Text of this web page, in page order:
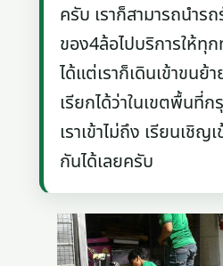
ครับ เราก็สามารถนำร
ของ4ล้อไปบริการให้ทุ
ได้แต่เราก็เดินเข้าขนย้
เรียกได้ว่าในเขตพื้นที่
เราเข้าไม่ถึง เรียนเชิญ
กันได้เลยครับ